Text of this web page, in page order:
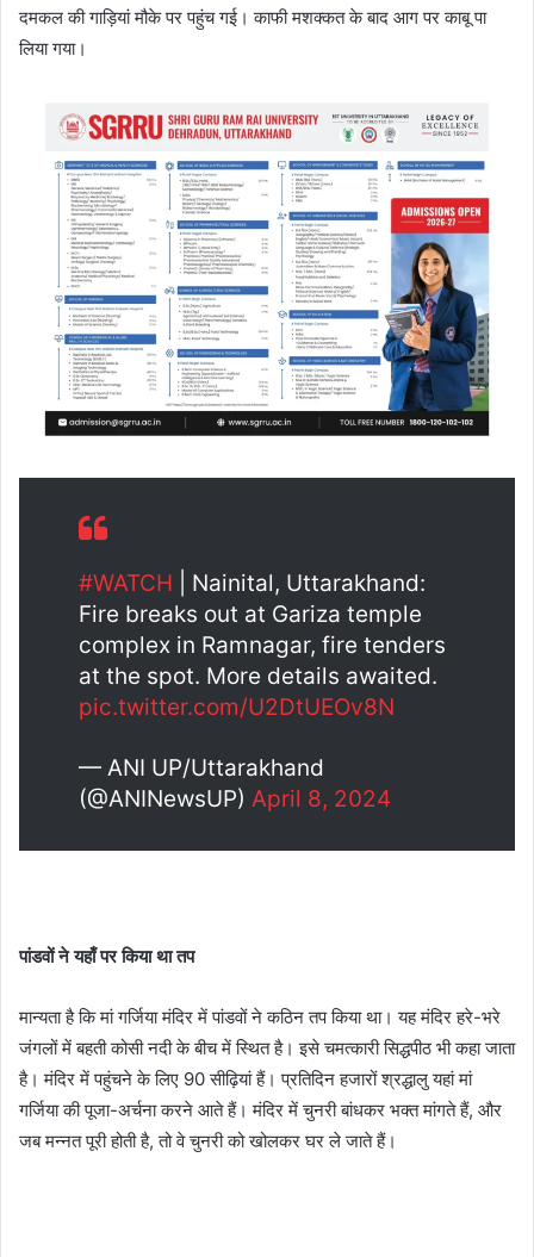
दमकल की गाड़ियां मौके पर पहुंच गई। काफी मशक्कत के बाद आग पर काबू पा
लिया गया।
#WATCH | Nainital, Uttarakhand:
Fire breaks out at Gariza temple
complex in Ramnagar, fire tenders
at the spot. More details awaited.
pic.twitter.com/U2DtUEOv8N
— ANI UP/Uttarakhand
(@ANINewsUP) April 8, 2024
पांडवों ने यहाँ पर किया था तप
मान्यता है कि मां गर्जिया मंदिर में पांडवों ने कठिन तप किया था। यह मंदिर हरे-भरे
जंगलों में बहती कोसी नदी के बीच में स्थित है। इसे चमत्कारी सिद्धपीठ भी कहा जाता
है। मंदिर में पहुंचने के लिए 90 सीढ़ियां हैं। प्रतिदिन हजारों श्रद्धालु यहां मां
गर्जिया की पूजा-अर्चना करने आते हैं। मंदिर में चुनरी बांधकर भक्त मांगते हैं, और
जब मन्नत पूरी होती है, तो वे चुनरी को खोलकर घर ले जाते हैं।